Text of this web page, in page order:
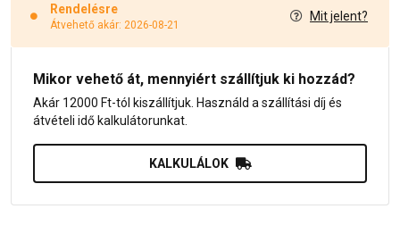
Rendelésre
Átvehető akár: 2026-08-21
Mit jelent?
Mikor vehető át, mennyiért szállítjuk ki hozzád?
Akár 12000 Ft-tól kiszállítjuk. Használd a szállítási díj és
átvételi idő kalkulátorunkat.
KALKULÁLOK